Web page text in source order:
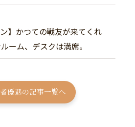
】かつての戦友が来てくれ
ーム、デスクは満席。
優遇の記事一覧へ